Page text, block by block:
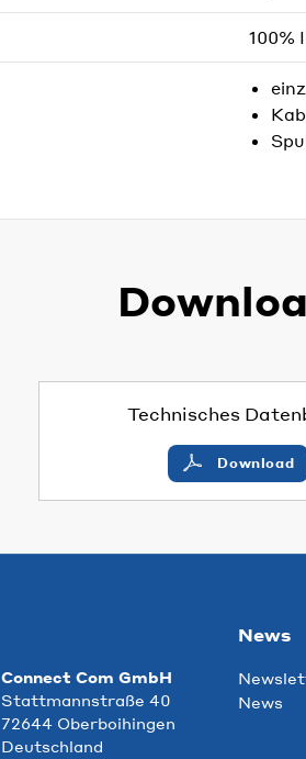
100%
Technisches
Download
Connect Com GmbH
Stattmannstraße 40
72644 Oberboihingen
Deutschland
News
News